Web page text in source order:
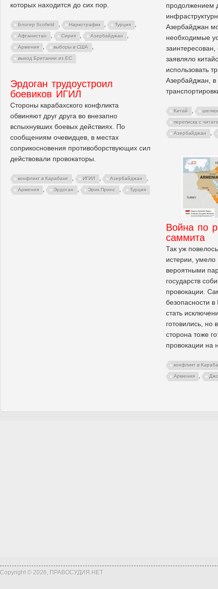
которых находится до сих пор.
Блогер Scofield , Наркотрафик , Турция ,
Афганистан , Сирия , Азербайджан ,
Армения , выборы в США ,
выход Британии из ЕС
продолжением
Азербайджан
необходимые
заявляло
использовать
Азербайджан,
Китай ,
переписка с
Азербайджан ,
Эрдоган трудоустроил
боевиков ИГИЛ
Стороны карабахского конфликта
обвиняют друг друга во внезапно
вспыхнувших боевых действиях. По
сообщениям очевидцев, в местах
соприкосновения противоборствующих сил
действовали провокаторы.
конфликт в Карабахе , ИГИЛ , Азербайджан ,
Армения , Эрдоган , Эрик Принс , Турция
Война по
саммита
Так уж
истерии,
вероятными
государств
провокации.
безопасности
стать
готовились, но
сторона тоже
провокации на
конфликт в
Армения ,
Copyright © 2026, ПРАВОСУДИЯ.НЕТ